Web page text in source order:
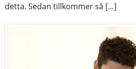
detta. Sedan tillkommer så […]